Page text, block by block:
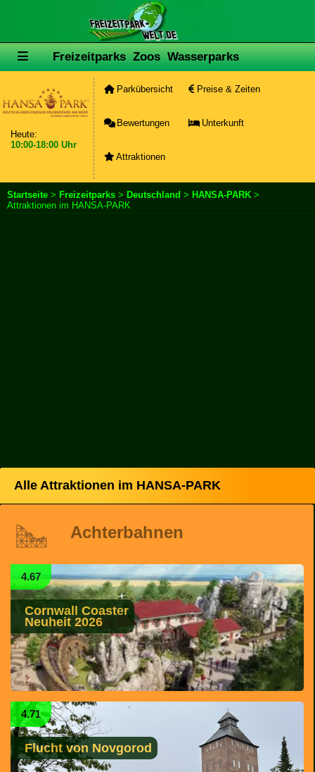
Freizeitparks Zoos Wasserparks
Heute:
10:00-18:00 Uhr
Parkübersicht Preise & Zeiten
Bewertungen Unterkunft
Attraktionen
Startseite > Freizeitparks > Deutschland > HANSA-PARK >
Attraktionen im HANSA-PARK
Alle Attraktionen im HANSA-PARK
Achterbahnen
4.67
Cornwall Coaster
Neuheit 2026
4.71
Flucht von Novgorod